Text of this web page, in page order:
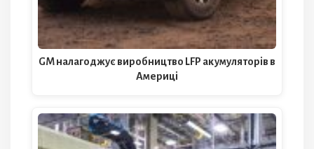
GM налагоджує виробництво LFP акумуляторів в
Америці